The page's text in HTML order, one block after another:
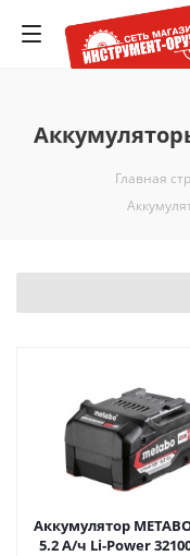
Главная
Аккумулятор
5.2 А/ч Li-Power